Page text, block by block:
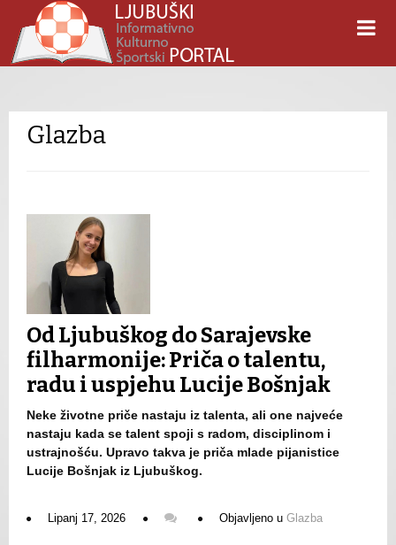
Glazba
Od Ljubuškog do Sarajevske
filharmonije: Priča o talentu,
radu i uspjehu Lucije Bošnjak
Neke životne priče nastaju iz talenta, ali one najveće
nastaju kada se talent spoji s radom, disciplinom i
ustrajnošću. Upravo takva je priča mlade pijanistice
Lucije Bošnjak iz Ljubuškog.
Lipanj 17, 2026 Objavljeno u Glazba